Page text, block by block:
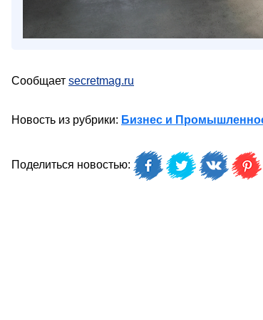
Сообщает secretmag.ru
Новость из рубрики: Бизнес и
Поделиться новостью: